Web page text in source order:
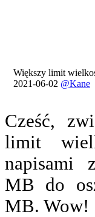
Większy limit
2021-06-02 @Kane
Cześć,
limit
napisami
MB do
MB. Wow!